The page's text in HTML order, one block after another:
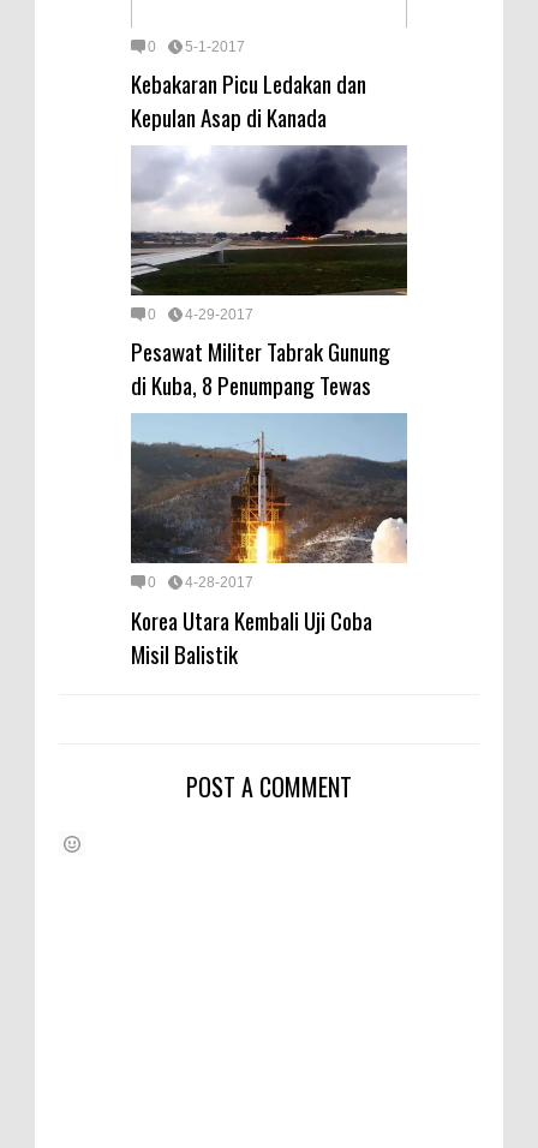
0 5-1-2017
Kebakaran Picu Ledakan dan
Kepulan Asap di Kanada
0 4-29-2017
Pesawat Militer Tabrak Gunung
di Kuba, 8 Penumpang Tewas
0 4-28-2017
Korea Utara Kembali Uji Coba
Misil Balistik
POST A COMMENT